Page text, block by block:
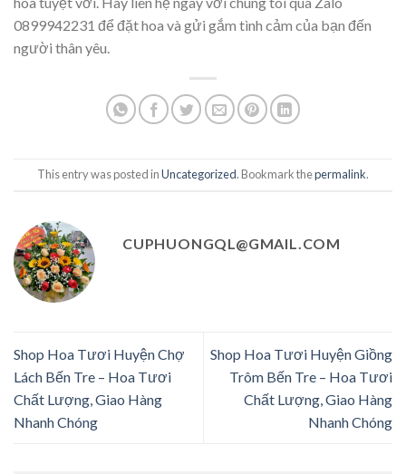
0899942231 để đặt hoa và gửi gắm tình cảm của bạn đến
người thân yêu.
This entry was posted inUncategorized. Bookmark thepermalink.
CUPHUONGQL@GMAIL.COM
Shop Hoa Tươi Huyện Chợ
Lách Bến Tre – Hoa Tươi
Chất Lượng, Giao Hàng
Nhanh Chóng
Shop Hoa Tươi Huyện Giồng
Trôm Bến Tre – Hoa Tươi
Chất Lượng, Giao Hàng
Nhanh Chóng